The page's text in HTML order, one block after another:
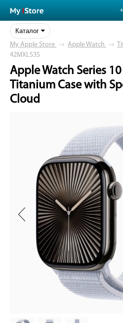
Каталог
My Apple Store → Apple Watch →
42MXL53S
Apple Watch Series
Titanium Case with
Cloud